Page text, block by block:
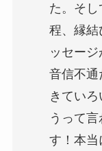
た。そ
程、縁結
ッセー
音信不通
きてい
うって
す！本当